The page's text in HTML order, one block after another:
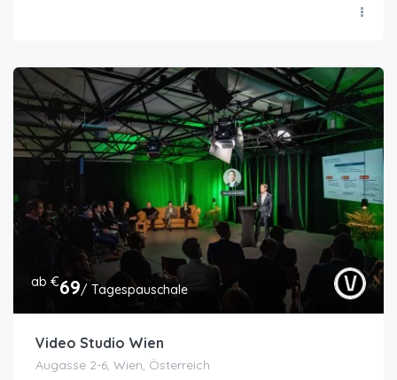
ab €69/ Tagespauschale
Video Studio Wien
Augasse 2-6, Wien, Österreich